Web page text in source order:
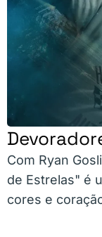
Com Ryan
de Estrelas" é
cores e